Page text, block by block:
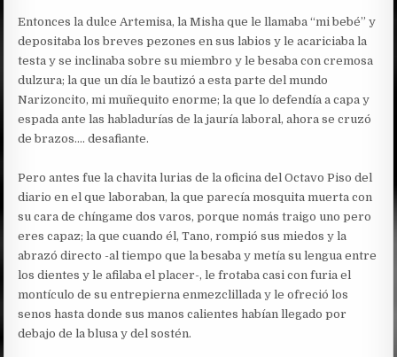
Entonces la dulce Artemisa, la Misha que le llamaba “mi bebé” y
depositaba los breves pezones en sus labios y le acariciaba la
testa y se inclinaba sobre su miembro y le besaba con cremosa
dulzura; la que un día le bautizó a esta parte del mundo
Narizoncito, mi muñequito enorme; la que lo defendía a capa y
espada ante las habladurías de la jauría laboral, ahora se cruzó
de brazos…. desafiante.
Pero antes fue la chavita lurias de la oficina del Octavo Piso del
diario en el que laboraban, la que parecía mosquita muerta con
su cara de chíngame dos varos, porque nomás traigo uno pero
eres capaz; la que cuando él, Tano, rompió sus miedos y la
abrazó directo -al tiempo que la besaba y metía su lengua entre
los dientes y le afilaba el placer-, le frotaba casi con furia el
montículo de su entrepierna enmezclillada y le ofreció los
senos hasta donde sus manos calientes habían llegado por
debajo de la blusa y del sostén.